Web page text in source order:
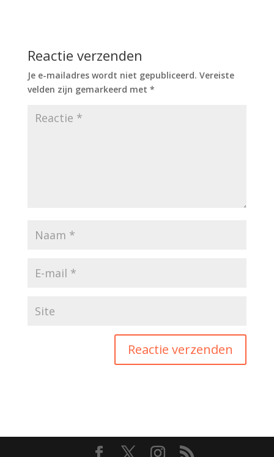
Reactie verzenden
Je e-mailadres wordt niet gepubliceerd. Vereiste
velden zijn gemarkeerd met *